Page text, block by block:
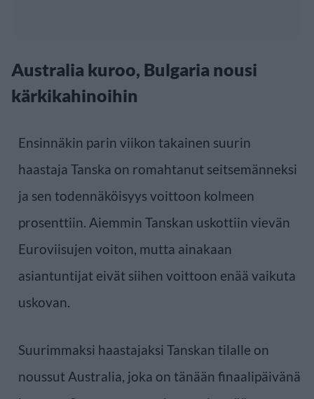
Australia kuroo, Bulgaria nousi
kärkikahinoihin
Ensinnäkin parin viikon takainen suurin
haastaja Tanska on romahtanut seitsemänneksi
ja sen todennäköisyys voittoon kolmeen
prosenttiin. Aiemmin Tanskan uskottiin vievän
Euroviisujen voiton, mutta ainakaan
asiantuntijat eivät siihen voittoon enää vaikuta
uskovan.
Suurimmaksi haastajaksi Tanskan tilalle on
noussut Australia, joka on tänään finaalipäivänä